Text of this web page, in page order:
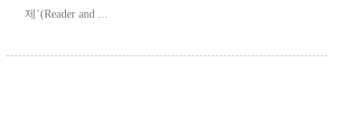
제’(Reader and ...